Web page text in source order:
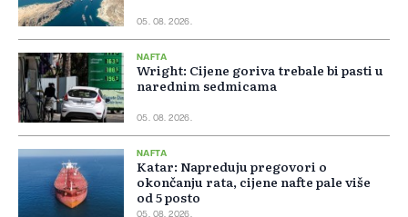
05. 08. 2026.
NAFTA
Wright: Cijene goriva trebale bi pasti u
narednim sedmicama
05. 08. 2026.
NAFTA
Katar: Napreduju pregovori o
okončanju rata, cijene nafte pale više
od 5 posto
05. 08. 2026.